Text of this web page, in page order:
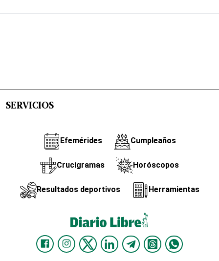
SERVICIOS
Efemérides Cumpleaños
Crucigramas Horóscopos
Resultados deportivos Herramientas